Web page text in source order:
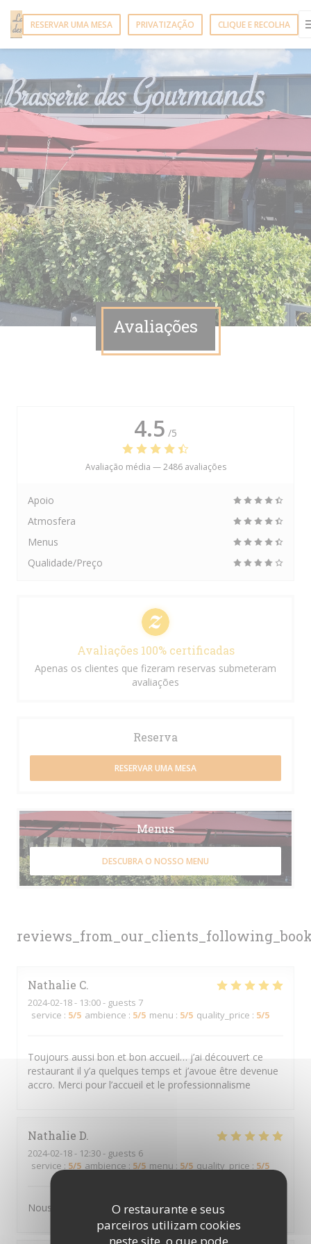
O restaurante e seus
parceiros utilizam cookies
RESERVAR UMA MESA PRIVATIZAÇÃO CLIQUE E RECOLHA
Avaliações
Nathalie C
2024-02-18- 13:00 - guests 7
service : 5/5 ambience : 5/5 menu : 5/5 quality_price : 5/5
Toujours aussi bon et bon accueil… j’ai découvert ce
restaurant il y’a quelques temps et j’avoue être devenue
accro. Merci pour l’accueil et le professionnalisme
Nathalie D
2024-02-18- 12:30 - guests 6
service : 5/5 ambience : 5/5 menu : 5/5 quality_price : 5/5
Nous nous sommes régalé. Excellent
4.5 /5
Avaliação média —2486 avaliações
Apoio
Atmosfera
Menus
Qualidade/Preço
Avaliações 100% certificadas
Apenas os clientes que fizeram reservas submeteram
avaliações
Reserva
RESERVAR UMA MESA
Menus
DESCUBRA O NOSSO MENU